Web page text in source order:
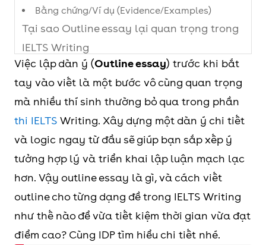
Bằng chứng/Ví dụ (Evidence/Examples)
Tại sao Outline essay lại quan trọng trong
IELTS Writing
Tăng tính mạch lạc và liên kết (Coherence &
Cohesion)
Tránh lạc đề, lặp ý
Tiết kiệm thời gian khi viết
Phát triển ý sâu và đầy đủ (Task Response
and Development)
Tạo cấu trúc rõ ràng và chuyên nghiệp
Các bước viết Outline essay trong IELTS
Writing
Bước 1: Phân tích đề bài
Bước 2: Brainstorming và Phát triển ý tưởng
Việc lập dàn ý (Outline essay) trước khi bắt
tay vào viết là một bước vô cùng quan trọng
mà nhiều thí sinh thường bỏ qua trong phần
thi IELTS Writing. Xây dựng một dàn ý chi tiết
và logic ngay từ đầu sẽ giúp bạn sắp xếp ý
tưởng hợp lý và triển khai lập luận mạch lạc
hơn. Vậy outline essay là gì, và cách viết
outline cho từng dạng đề trong IELTS Writing
như thế nào để vừa tiết kiệm thời gian vừa đạt
điểm cao? Cùng IDP tìm hiểu chi tiết nhé.